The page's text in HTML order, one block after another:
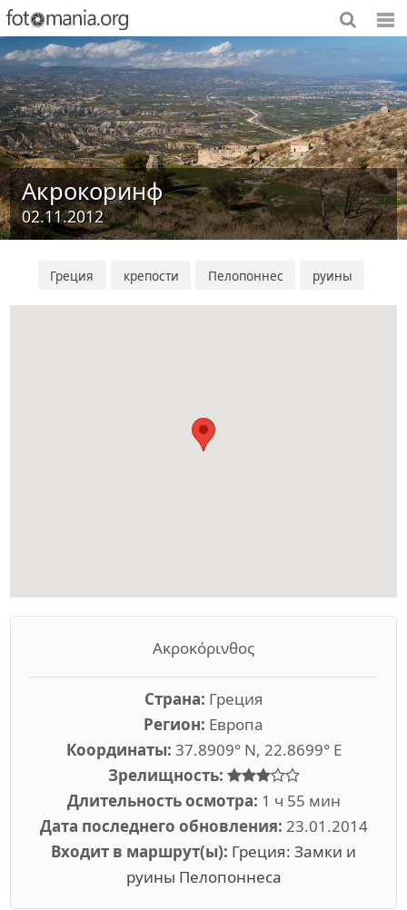
Акрокоринф
02.11.2012
Греция крепости Пелопоннес руины
Ακροκόρινθος
Страна: Греция
Регион: Европа
Координаты: 37.8909° N, 22.8699° E
Зрелищность:
Длительность осмотра: 1 ч 55 мин
Дата последнего обновления: 23.01.2014
Входит в маршрут(ы): Греция: Замки и
руины Пелопоннеса